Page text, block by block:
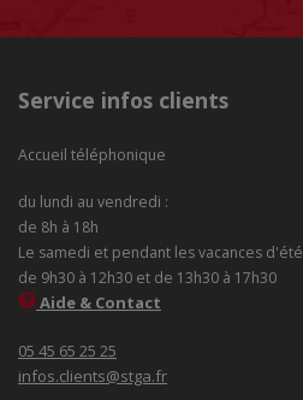
Service infos clients
Accueil téléphonique
du lundi au vendredi :
de 8h à 18h
Le samedi et pendant les vacances d'été
de 9h30 à 12h30 et de 13h30 à 17h30
Aide & Contact
05 45 65 25 25
infos.clients@stga.fr